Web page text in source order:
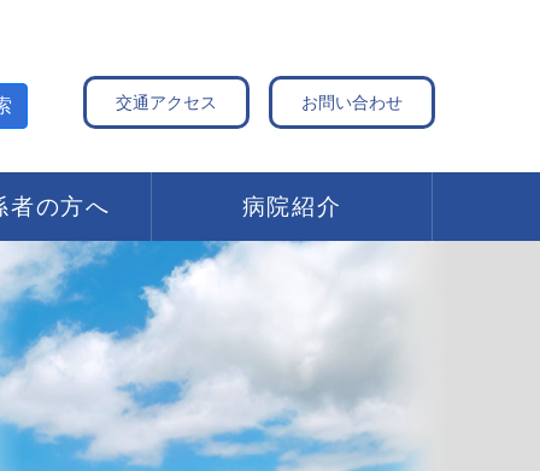
交通アクセス お問い合わせ
者の方へ 病院紹介